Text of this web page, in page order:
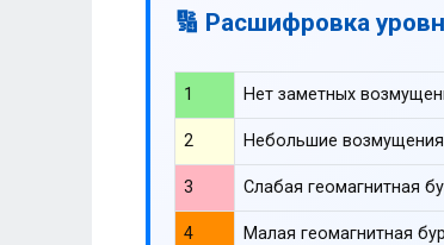
🔢 Расшифровка
1 Нет заметных
2 Небольшие возмущения
3 Слабая геомагнитная
4 Малая геомагнитная